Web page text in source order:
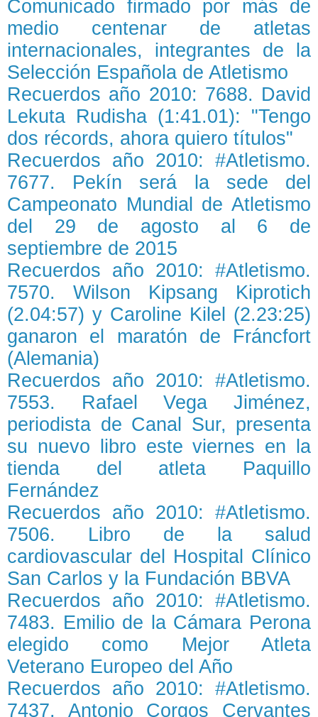
Comunicado firmado por más de
medio centenar de atletas
internacionales, integrantes de la
Selección Española de Atletismo
Recuerdos año 2010: 7688. David
Lekuta Rudisha (1:41.01): "Tengo
dos récords, ahora quiero títulos"
Recuerdos año 2010: #Atletismo.
7677. Pekín será la sede del
Campeonato Mundial de Atletismo
del 29 de agosto al 6 de
septiembre de 2015
Recuerdos año 2010: #Atletismo.
7570. Wilson Kipsang Kiprotich
(2.04:57) y Caroline Kilel (2.23:25)
ganaron el maratón de Fráncfort
(Alemania)
Recuerdos año 2010: #Atletismo.
7553. Rafael Vega Jiménez,
periodista de Canal Sur, presenta
su nuevo libro este viernes en la
tienda del atleta Paquillo
Fernández
Recuerdos año 2010: #Atletismo.
7506. Libro de la salud
cardiovascular del Hospital Clínico
San Carlos y la Fundación BBVA
Recuerdos año 2010: #Atletismo.
7483. Emilio de la Cámara Perona
elegido como Mejor Atleta
Veterano Europeo del Año
Recuerdos año 2010: #Atletismo.
7437. Antonio Corgos Cervantes